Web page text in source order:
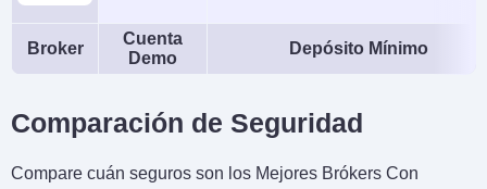
Broker
Cuenta
Demo
Depósito Mínimo
Comparación de Seguridad
Compare cuán seguros son los Mejores Brókers Con